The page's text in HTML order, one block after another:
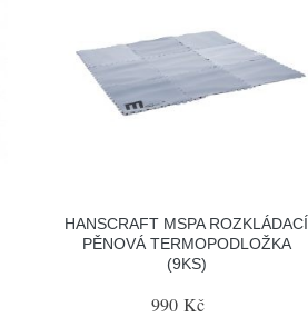
HANSCRAFT MSPA ROZKLÁDACÍ
PĚNOVÁ TERMOPODLOŽKA
(9KS)
990 Kč